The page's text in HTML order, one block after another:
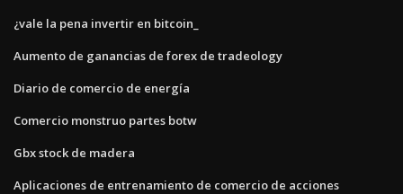
¿vale la pena invertir en bitcoin_
Aumento de ganancias de forex de tradeology
Diario de comercio de energía
Comercio monstruo partes botw
Gbx stock de madera
Aplicaciones de entrenamiento de comercio de acciones